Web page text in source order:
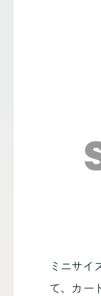
ミニサイ
て、カー